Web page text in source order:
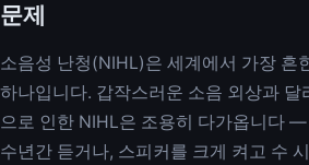
문제
소음성 난청(NIHL)은 세계에서 가장 흔
하나입니다. 갑작스러운 소음 외상과 달
으로 인한 NIHL은 조용히 다가옵니다
수년간 듣거나, 스피커를 크게 켜고 수